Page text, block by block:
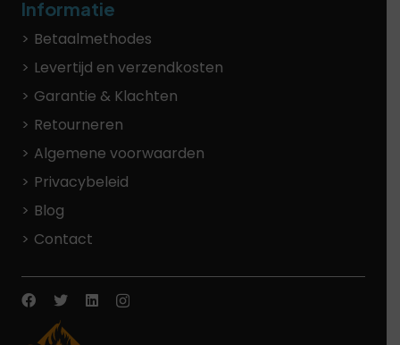
Informatie
Betaalmethodes
Levertijd en verzendkosten
Garantie & Klachten
Retourneren
Algemene voorwaarden
Privacybeleid
Blog
Contact